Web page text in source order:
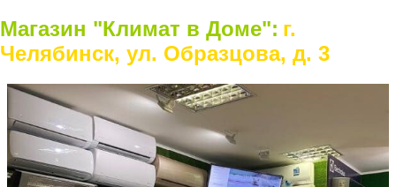
Магазин "Климат в Доме": г.
Челябинск, ул. Образцова, д. 3